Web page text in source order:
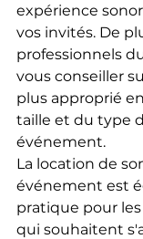
expérience
vos invités. De
professionnels
vous conseiller
plus approprié
taille et du type
événement.
La location de
événement est
pratique pour
qui souhaitent